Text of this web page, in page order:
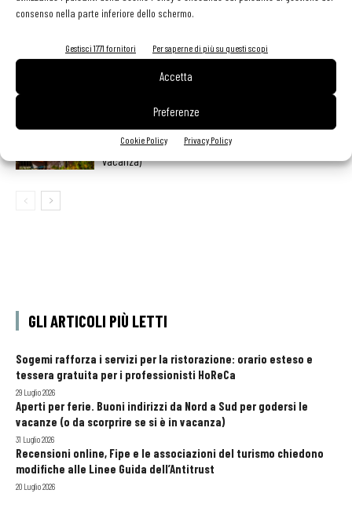
consenso nella parte inferiore dello schermo.
Gestisci 1771 fornitori Per saperne di più su questi scopi
Accetta
Preferenze
Cookie Policy Privacy Policy
Ampliare l’attività del ristorante al catering? Sì, ma la
godersi le vacanze (o da scorprire se si è in
vacanza)
GLI ARTICOLI PIÙ LETTI
Sogemi rafforza i servizi per la ristorazione: orario esteso e
tessera gratuita per i professionisti HoReCa
29 Luglio 2026
Aperti per ferie. Buoni indirizzi da Nord a Sud per godersi le
vacanze (o da scorprire se si è in vacanza)
31 Luglio 2026
Recensioni online, Fipe e le associazioni del turismo chiedono
modifiche alle Linee Guida dell’Antitrust
20 Luglio 2026